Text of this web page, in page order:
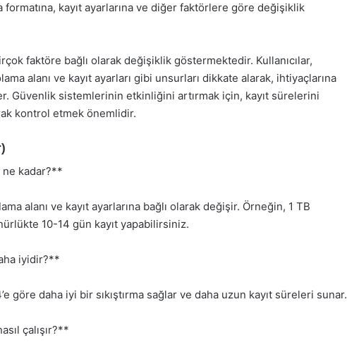
formatına, kayıt ayarlarına ve diğer faktörlere göre değişiklik
faktöre bağlı olarak değişiklik göstermektedir. Kullanıcılar,
alanı ve kayıt ayarları gibi unsurları dikkate alarak, ihtiyaçlarına
Güvenlik sistemlerinin etkinliğini artırmak için, kayıt sürelerini
kontrol etmek önemlidir.
ne kadar?**
alanı ve kayıt ayarlarına bağlı olarak değişir. Örneğin, 1 TB
10-14 gün kayıt yapabilirsiniz.
iyidir?**
göre daha iyi bir sıkıştırma sağlar ve daha uzun kayıt süreleri sunar.
çalışır?**